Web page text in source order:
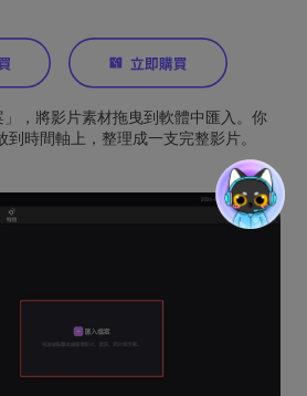
，將影片素材拖曳到軟體中匯入。你
時間軸上，整理成一支完整影片。